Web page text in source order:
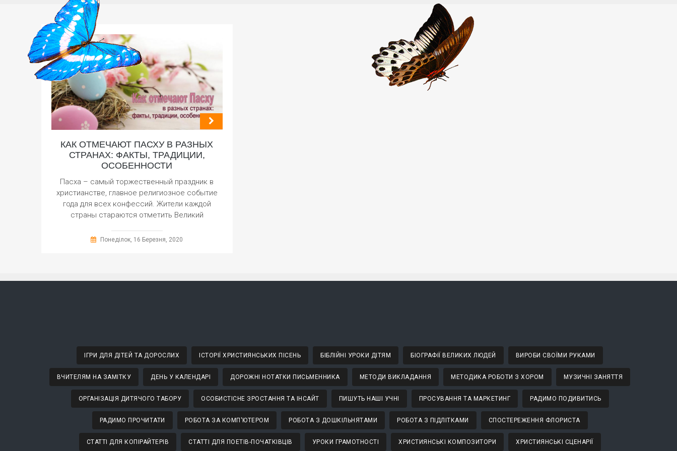
КАК ОТМЕЧАЮТ ПАСХУ В РАЗНЫХ
СТРАНАХ: ФАКТЫ, ТРАДИЦИИ,
ОСОБЕННОСТИ
Пасха – самый торжественный праздник в
христианстве, главное религиозное событие
года для всех конфессий. Жители каждой
страны стараются отметить Великий
Понеділок, 16 Березня, 2020
ІГРИ ДЛЯ ДІТЕЙ ТА ДОРОСЛИХ ІСТОРІЇ ХРИСТИЯНСЬКИХ ПІСЕНЬ БІБЛІЙНІ УРОКИ ДІТЯМ БІОГРАФІЇ ВЕЛИКИХ ЛЮДЕЙ ВИРОБИ СВОЇМИ РУКАМИ
ВЧИТЕЛЯМ НА ЗАМІТКУ ДЕНЬ У КАЛЕНДАРІ ДОРОЖНІ НОТАТКИ ПИСЬМЕННИКА МЕТОДИ ВИКЛАДАННЯ МЕТОДИКА РОБОТИ З ХОРОМ МУЗИЧНІ ЗАНЯТТЯ
ОРГАНІЗАЦІЯ ДИТЯЧОГО ТАБОРУ ОСОБИСТІСНЕ ЗРОСТАННЯ ТА ІНСАЙТ ПИШУТЬ НАШІ УЧНІ ПРОСУВАННЯ ТА МАРКЕТИНГ РАДИМО ПОДИВИТИСЬ
РАДИМО ПРОЧИТАТИ РОБОТА ЗА КОМП'ЮТЕРОМ РОБОТА З ДОШКІЛЬНЯТАМИ РОБОТА З ПІДЛІТКАМИ СПОСТЕРЕЖЕННЯ ФЛОРИСТА
СТАТТІ ДЛЯ КОПІРАЙТЕРІВ СТАТТІ ДЛЯ ПОЕТІВ-ПОЧАТКІВЦІВ УРОКИ ГРАМОТНОСТІ ХРИСТИЯНСЬКІ КОМПОЗИТОРИ ХРИСТИЯНСЬКІ СЦЕНАРІЇ